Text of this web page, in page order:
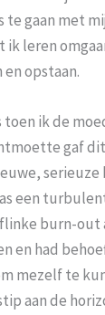
gaan met
ik leren
opstaan.
toen ik de
gaf
een
burn-out
en had
mezelf te
aan de